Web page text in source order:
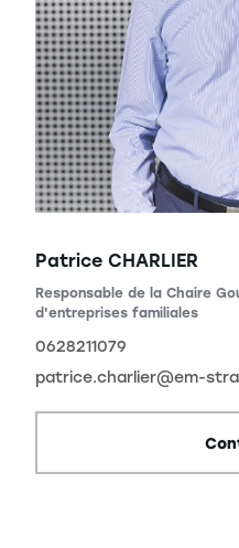
Patrice CHARLIER
Responsable de la Chaire
d'entreprises familiales
0628211079
patrice.charlier@em-